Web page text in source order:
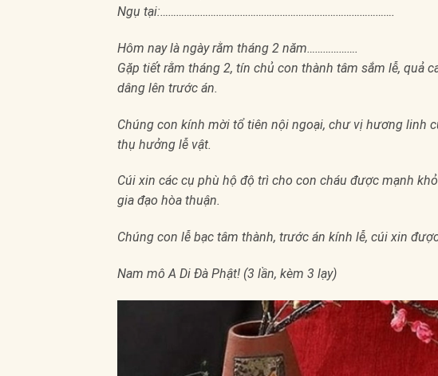
Ngụ tại:…………………………………………………………………………….
Hôm nay là ngày rằm tháng 2 năm……………….
Gặp tiết rằm tháng 2, tín chủ con thành tâm sắm lễ, quả
dâng lên trước án.
Chúng con kính mời tổ tiên nội ngoại, chư vị hương linh
thụ hưởng lễ vật.
Cúi xin các cụ phù hộ độ trì cho con cháu được mạnh
gia đạo hòa thuận.
Chúng con lễ bạc tâm thành, trước án kính lễ, cúi xin
Nam mô A Di Đà Phật! (3 lần, kèm 3 lạy)